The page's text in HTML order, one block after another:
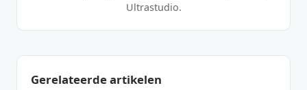
Ultrastudio.
Gerelateerde artikelen